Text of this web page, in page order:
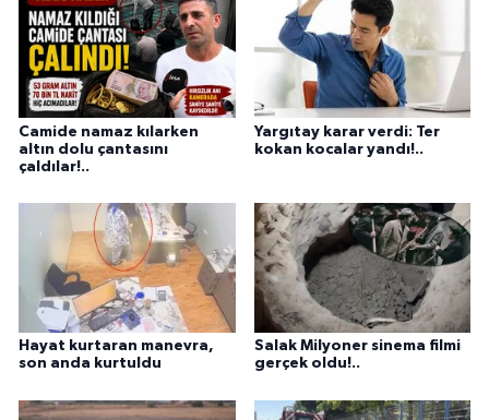
Camide namaz kılarken
altın dolu çantasını
çaldılar!..
Yargıtay karar verdi: Ter
kokan kocalar yandı!..
Hayat kurtaran manevra,
son anda kurtuldu
Salak Milyoner sinema filmi
gerçek oldu!..